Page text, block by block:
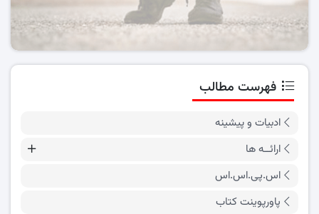
فهرست مطالب
ادبیات و پیشینه
ارائــه ها
اس.پی.اس.اس
پاورپوینت کتاب